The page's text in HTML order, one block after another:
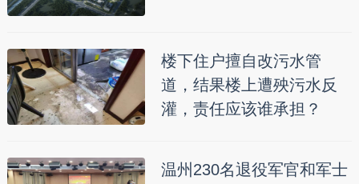
楼下住户擅自改污水管
道，结果楼上遭殃污水反
灌，责任应该谁承担？
温州230名退役军官和军士